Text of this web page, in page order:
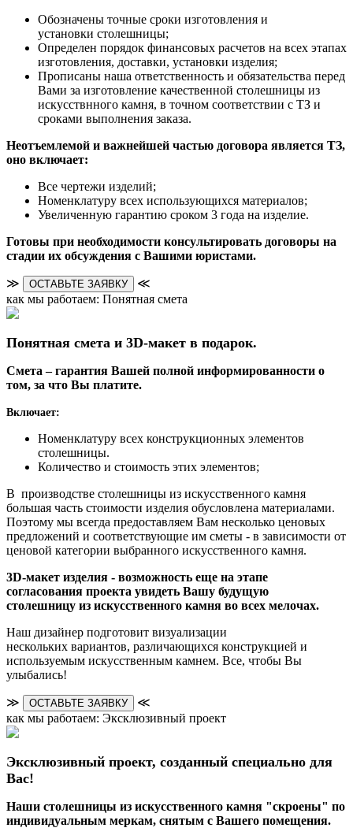
Обозначены точные сроки изготовления и
установки столешницы;
Определен порядок финансовых расчетов на всех этапах
изготовления, доставки, установки изделия;
Прописаны наша ответственность и обязательства перед
Вами за изготовление качественной столешницы из
искусствнного камня, в точном соответствии с ТЗ и
сроками выполнения заказа.
Неотъемлемой и важнейшей частью договора является ТЗ,
оно включает:
Все чертежи изделий;
Номенклатуру всех использующихся материалов;
Увеличенную гарантию сроком 3 года на изделие.
Готовы при необходимости консультировать договоры на
стадии их обсуждения с Вашими юристами.
≫ ОСТАВЬТЕ ЗАЯВКУ
≪
как мы работаем: Понятная смета
Понятная смета и 3D-макет в подарок.
Смета – гарантия Вашей полной информированности о
том, за что Вы платите.
Включает:
Номенклатуру всех конструкционных элементов
столешницы.
Количество и стоимость этих элементов;
В производстве столешницы из искусственного камня
большая часть стоимости изделия обусловлена материалами.
Поэтому мы всегда предоставляем Вам несколько ценовых
предложений и соответствующие им сметы - в зависимости от
ценовой категории выбранного искусственного камня.
3D-макет изделия - возможность еще на этапе
согласования проекта увидеть Вашу будущую
столешницу из искусственного камня во всех мелочах.
Наш дизайнер подготовит визуализации
нескольких вариантов, различающихся конструкцией и
используемым искусственным камнем. Все, чтобы Вы
улыбались!
≫ ОСТАВЬТЕ ЗАЯВКУ
≪
как мы работаем: Эксклюзивный проект
Эксклюзивный проект, созданный специально для
Вас!
Наши столешницы из искусственного камня "скроены" по
индивидуальным меркам, снятым с Вашего помещения.